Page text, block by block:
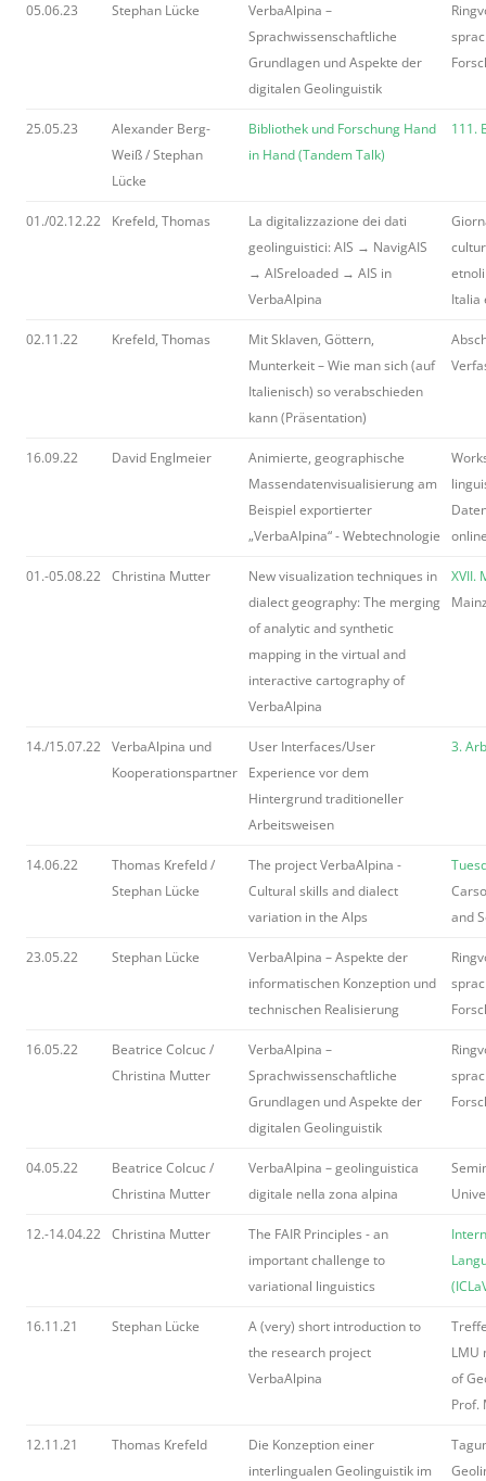
05.06.23 Stephan Lücke
VerbaAlpina –
Sprachwissenschaftliche
Grundlagen und Aspekte der
digitalen Geolinguistik
25.05.23
Alexander Berg-
Weiß / Stephan
Lücke
Bibliothek und Forschung Hand
in Hand (Tandem Talk)
111.
01./02.12.22 Krefeld, Thomas
La digitalizzazione dei dati
geolinguistici: AIS → NavigAIS
→ AISreloaded → AIS in
VerbaAlpina
Italia
02.11.22 Krefeld, Thomas
Mit Sklaven, Göttern,
Munterkeit – Wie man sich (auf
Italienisch) so verabschieden
kann (Präsentation)
16.09.22 David Englmeier
Animierte, geographische
Massendatenvisualisierung am
Beispiel exportierter
„VerbaAlpina“ - Webtechnologie
01.-05.08.22 Christina Mutter
New visualization techniques in
dialect geography: The merging
of analytic and synthetic
mapping in the virtual and
interactive cartography of
VerbaAlpina
XVII.
14./15.07.22 VerbaAlpina und
Kooperationspartner
User Interfaces/User
Experience vor dem
Hintergrund traditioneller
Arbeitsweisen
3.
14.06.22
Thomas Krefeld /
Stephan Lücke
The project VerbaAlpina -
Cultural skills and dialect
variation in the Alps
and
23.05.22 Stephan Lücke
VerbaAlpina – Aspekte der
informatischen Konzeption und
technischen Realisierung
16.05.22
Beatrice Colcuc /
Christina Mutter
VerbaAlpina –
Sprachwissenschaftliche
Grundlagen und Aspekte der
digitalen Geolinguistik
04.05.22
Beatrice Colcuc /
Christina Mutter
VerbaAlpina – geolinguistica
digitale nella zona alpina
12.-14.04.22 Christina Mutter
The FAIR Principles - an
important challenge to
variational linguistics
16.11.21 Stephan Lücke
A (very) short introduction to
the research project
VerbaAlpina
LMU
of
Prof.
12.11.21 Thomas Krefeld
Die Konzeption einer
interlingualen Geolinguistik im